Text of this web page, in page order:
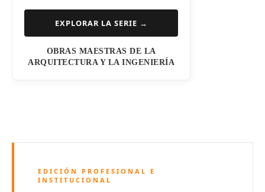
Henry N. Cobb
I.M. Pei
Luis Barragán
Richard Meier
EXPLORAR LA SERIE →
OBRAS MAESTRAS DE LA
ARQUITECTURA Y LA INGENIERÍA
EDICIÓN PROFESIONAL E
INSTITUCIONAL